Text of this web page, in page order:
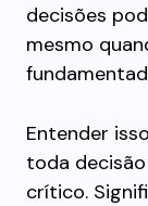
decisões
mesmo
Entender
toda
crítico.